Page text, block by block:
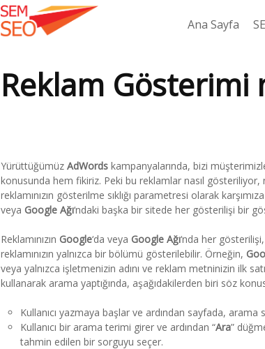
Ana Sayfa
Reklam Gösterimi
Yürüttüğümüz AdWords kampanyalarında, bizi
konusunda hem fikiriz. Peki bu reklamlar nasıl gösteriliyor,
reklamınızın gösterilme sıklığı parametresi olarak
veya Google Ağı‘ndaki başka bir sitede her gösterilişi bir
Reklamınızın Google‘da veya Google Ağı‘nda her
reklamınızın yalnızca bir bölümü gösterilebilir. Örneğin,
veya yalnızca işletmenizin adını ve reklam metninizin ilk
kullanarak arama yaptığında, aşağıdakilerden biri söz
Kullanıcı yazmaya başlar ve ardından sayfada,
Kullanıcı bir arama terimi girer ve ardından “Ara”
tahmin edilen bir sorguyu seçer.